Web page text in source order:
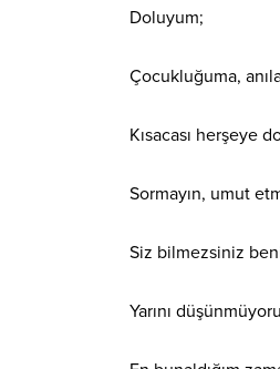
Doluyum;
Çocukluğuma,
Kısacası herşeye
Sormayın, umut
Siz bilmezsiniz
Yarını